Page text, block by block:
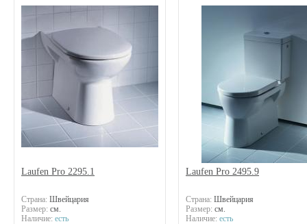
Laufen Pro 2295.1
Страна: Швейцария
Размер: см.
Наличие: есть
Laufen Pro 2495.9
Страна: Швейцария
Размер: см.
Наличие: есть